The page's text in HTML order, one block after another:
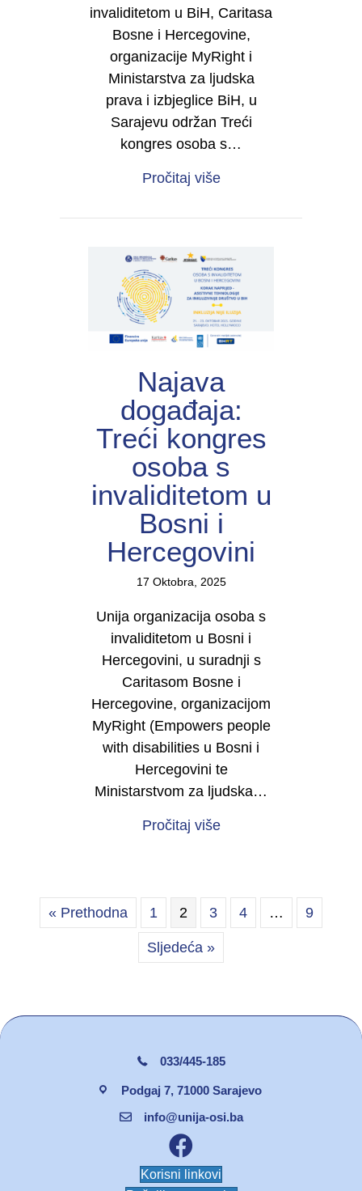
invaliditetom u BiH, Caritasa
Bosne i Hercegovine,
organizacije MyRight i
Ministarstva za ljudska
prava i izbjeglice BiH, u
Sarajevu održan Treći
kongres osoba s…
Pročitaj višeabout Održan Treći
Najava
događaja:
Treći kongres
osoba s
invaliditetom u
Bosni i
Hercegovini
17 Oktobra, 2025
Unija organizacija osoba s
invaliditetom u Bosni i
Hercegovini, u suradnji s
Caritasom Bosne i
Hercegovine, organizacijom
MyRight (Empowers people
with disabilities u Bosni i
Hercegovini te
Ministarstvom za ljudska…
Pročitaj višeabout Najava
« Prethodna 1 2 3 4 … 9
Sljedeća »
033/445-185
Podgaj 7, 71000 Sarajevo
info@unija-osi.ba
Facebook unija osi
Korisni linkovi